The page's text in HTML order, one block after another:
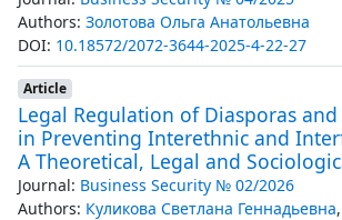
Authors: Золотова Ольга Анатольевна
DOI: 10.18572/2072-3644-2025-4-22-27
Article
Legal Regulation of Diasporas
in Preventing Interethnic and
A Theoretical, Legal and
Journal: Business Security № 02/2026
Authors: Куликова Светлана Геннадьевна,